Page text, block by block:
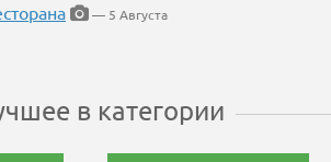
— 5 Августа
в категории